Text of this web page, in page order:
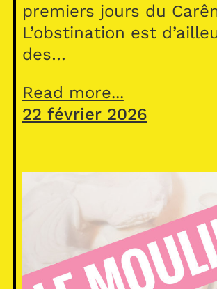
premiers jours du
L’obstination est
des…
Read more...
22 février 2026